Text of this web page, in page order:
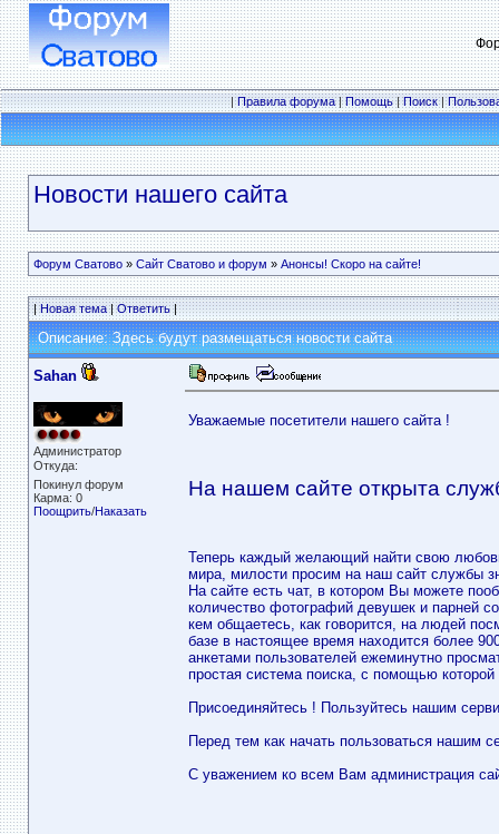
|Правила форума|Помощь|Поиск|
Новости нашего сайта
Форум Сватово» Сайт Сватово и форум » Анонсы! Скоро на сайте!
|Новая тема|Ответить|
Описание: Здесь будут размещаться новости сайта
Sahan
Администратор
Откуда: 
Покинул форум
Карма: 0
Поощрить/Наказать
Уважаемые посетители нашего сайта !
На нашем сайте открыта
Теперь каждый желающий найти свою
мира, милости просим на наш сайт службы
На сайте есть чат, в котором Вы можете
количество фотографий девушек и парней
кем общаетесь, как говорится, на людей
базе в настоящее время находится более
анкетами пользователей ежеминутно
простая система поиска, с помощью
Присоединяйтесь ! Пользуйтесь нашим
Перед тем как начать пользоваться нашим
С уважением ко всем Вам администрация